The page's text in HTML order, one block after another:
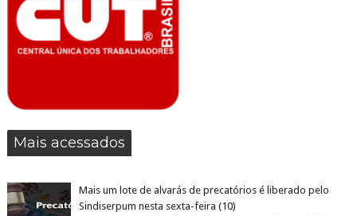
Mais acessados
Mais um lote de alvarás de precatórios é liberado pelo
Sindiserpum nesta sexta-feira (10)